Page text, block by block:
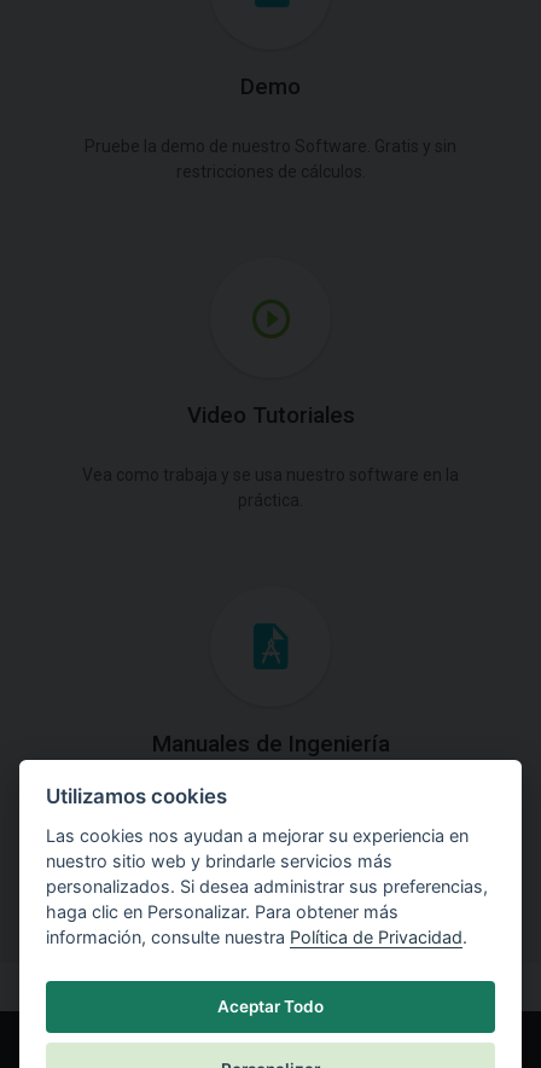
Demo
Video Tutoriales
Manuales de Ingeniería
Descargue los Manuales de Ingeniería con las teorías y
explicaciones prácticas del uso de software.
Utilizamos cookies
Las cookies nos ayudan a mejorar su experiencia en
nuestro sitio web y brindarle servicios más
personalizados. Si desea administrar sus preferencias,
haga clic en Personalizar. Para obtener más
información, consulte nuestra Política de Privacidad.
Aceptar Todo